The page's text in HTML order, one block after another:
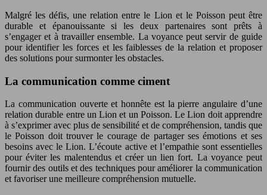
Malgré les défis, une relation entre le Lion et le Poisson peut être
durable et épanouissante si les deux partenaires sont prêts à
s’engager et à travailler ensemble. La voyance peut servir de guide
pour identifier les forces et les faiblesses de la relation et proposer
des solutions pour surmonter les obstacles.
La communication comme ciment
La communication ouverte et honnête est la pierre angulaire d’une
relation durable entre un Lion et un Poisson. Le Lion doit apprendre
à s’exprimer avec plus de sensibilité et de compréhension, tandis que
le Poisson doit trouver le courage de partager ses émotions et ses
besoins avec le Lion. L’écoute active et l’empathie sont essentielles
pour éviter les malentendus et créer un lien fort. La voyance peut
fournir des outils et des techniques pour améliorer la communication
et favoriser une meilleure compréhension mutuelle.